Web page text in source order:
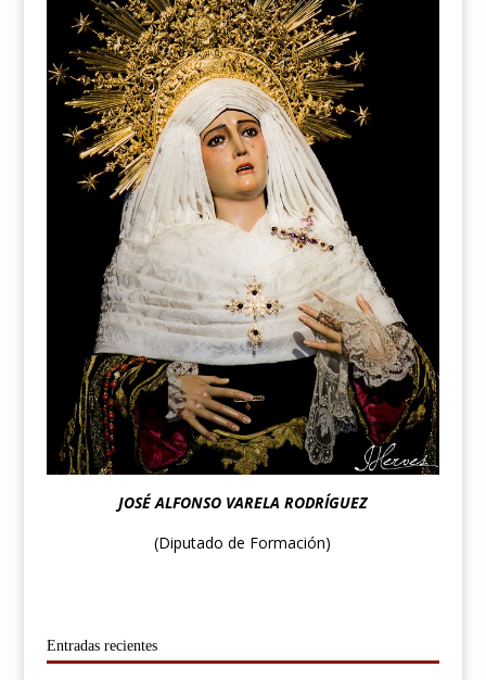
JOSÉ ALFONSO VARELA RODRÍGUEZ
(Diputado de Formación)
Entradas recientes